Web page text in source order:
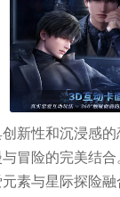
新性和沉浸感
冒险的完美结
素与星际探险